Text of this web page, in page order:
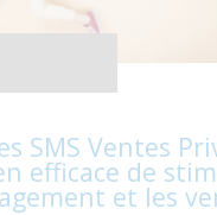
SMS Ventes
efficace de
et les